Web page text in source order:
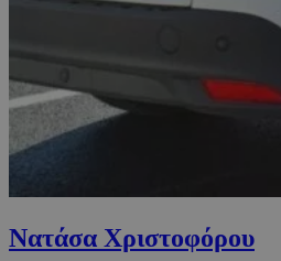
Νατάσα Χριστοφόρου